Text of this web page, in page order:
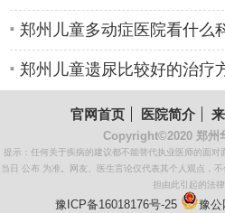
郑州儿童多动症医院看什么
郑州儿童遗尿比较好的治疗
官网首页 医院简介
Copyright©2020 郑州
提示：任何关于疾病的建议都不能替代执业医师的面
当日 公布 为准。网友、医生言论仅代表其个人观点，
担由此引起的法律
豫ICP备16018176号-25 豫公